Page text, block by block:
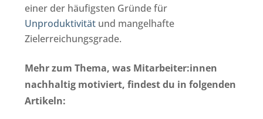
einer der häufigsten Gründe für
Unproduktivität und mangelhafte
Zielerreichungsgrade.
Mehr zum Thema, was Mitarbeiter:innen
nachhaltig motiviert, findest du in folgenden
Artikeln: